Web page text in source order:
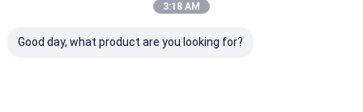
3:18 AM
Good day, what product are you looking for?